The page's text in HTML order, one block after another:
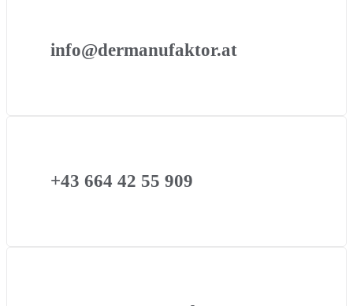
info@dermanufaktor.at
+43 664 42 55 909